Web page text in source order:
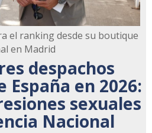
el ranking desde su boutique
en Madrid
despachos
España en 2026:
sexuales
Nacional